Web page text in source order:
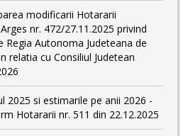
modificarii Hotararii
nr. 472/27.11.2025 privind
Regia Autonoma Judeteana de
relatia cu Consiliul Judetean
2025 si estimarile pe anii 2026 -
Hotararii nr. 511 din 22.12.2025